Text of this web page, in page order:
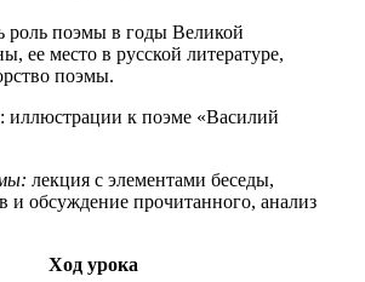
роль поэмы в годы Великой
ее место в русской литературе,
поэмы.
: иллюстрации к поэме «Василий
лекция с элементами беседы,
и обсуждение прочитанного, анализ
Ход урока